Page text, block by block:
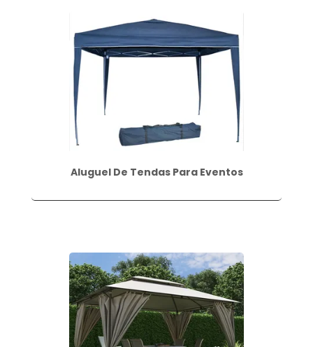
Aluguel De Tendas Para Eventos